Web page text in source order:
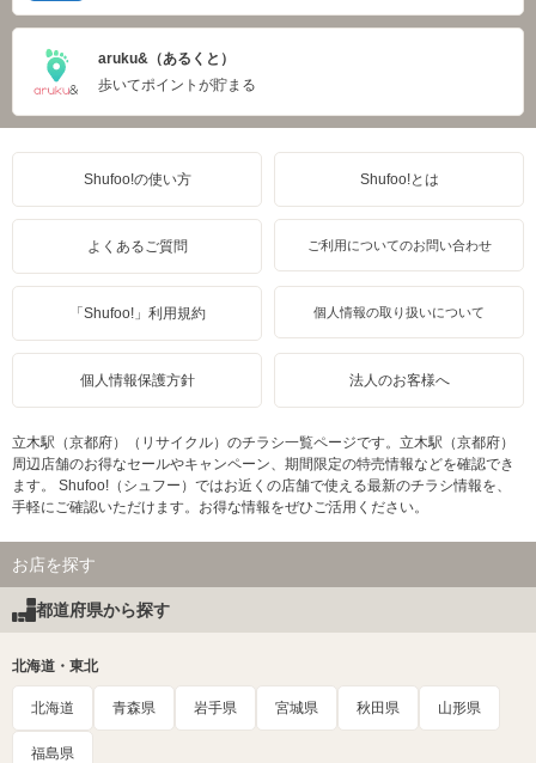
aruku&（あるくと）
歩いてポイントが貯まる
Shufoo!の使い方 Shufoo!とは
よくあるご質問 ご利用についてのお問い合わせ
「Shufoo!」利用規約 個人情報の取り扱いについて
個人情報保護方針 法人のお客様へ
立木駅（京都府）（リサイクル）のチラシ一覧ページです。立木駅（京都府）
周辺店舗のお得なセールやキャンペーン、期間限定の特売情報などを確認でき
ます。 Shufoo!（シュフー）ではお近くの店舗で使える最新のチラシ情報を、
手軽にご確認いただけます。お得な情報をぜひご活用ください。
お店を探す
都道府県から探す
北海道・東北
北海道 青森県 岩手県 宮城県 秋田県 山形県
福島県